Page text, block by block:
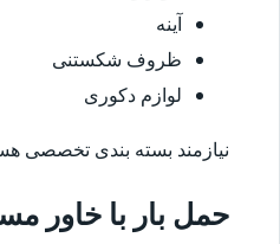
آینه
ظروف شکستنی
لوازم دکوری
نیازمند بسته بندی تخصصی
حمل بار با خاور